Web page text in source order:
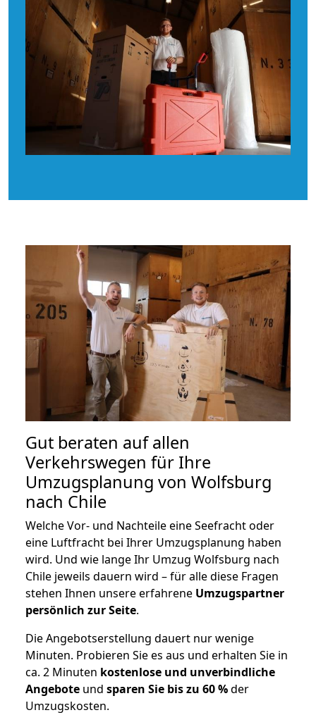
Gut beraten auf allen
Verkehrswegen für Ihre
Umzugsplanung von Wolfsburg
nach Chile
Welche Vor- und Nachteile eine Seefracht oder
eine Luftfracht bei Ihrer Umzugsplanung haben
wird. Und wie lange Ihr Umzug Wolfsburg nach
Chile jeweils dauern wird – für alle diese Fragen
stehen Ihnen unsere erfahrene Umzugspartner
persönlich zur Seite.
Die Angebotserstellung dauert nur wenige
Minuten. Probieren Sie es aus und erhalten Sie in
ca. 2 Minuten kostenlose und unverbindliche
Angebote und sparen Sie bis zu 60 %der
Umzugskosten.